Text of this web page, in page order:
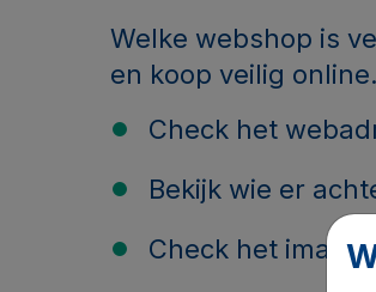
Welke webshop is
en koop veilig online.
Check het
Bekijk wie er
Check het imago